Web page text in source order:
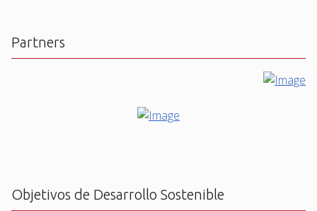
Partners
Objetivos de Desarrollo Sostenible